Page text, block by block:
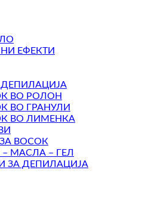
ЕФЕКТИ
ВО РОЛОН
ВО ГРАНУЛИ
ВО ЛИМЕНКА
ВОСОК
МАСЛА – ГЕЛ
ЗА ДЕПИЛАЦИЈА